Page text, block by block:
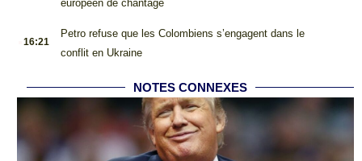
européen de chantage
16:21
Petro refuse que les Colombiens s’engagent dans le
conflit en Ukraine
NOTES CONNEXES